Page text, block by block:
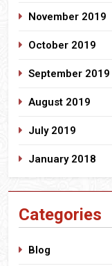
November 2019
October 2019
September 2019
August 2019
July 2019
January 2018
Categories
Blog